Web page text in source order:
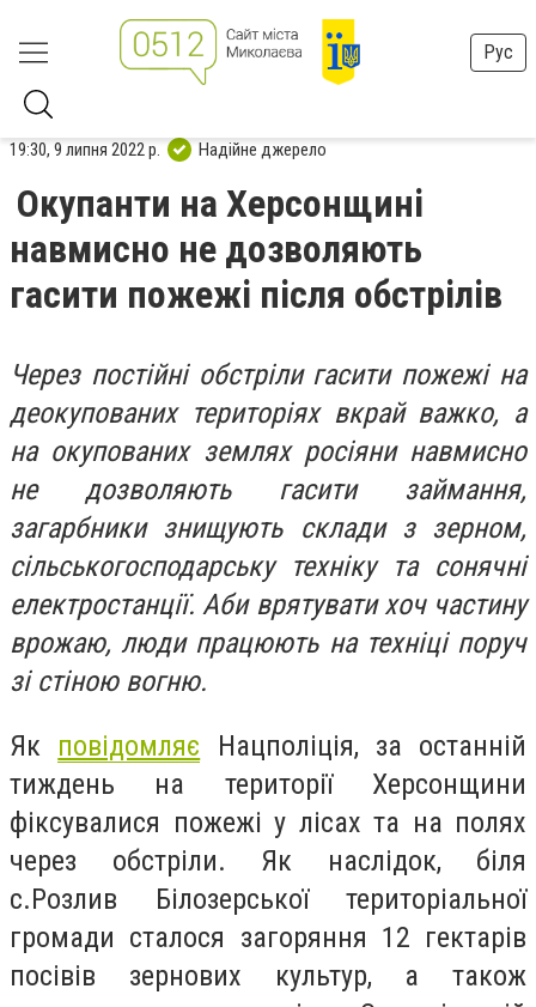
Рус
19:30, 9 липня 2022 р. Надійне джерело
Окупанти на Херсонщині
навмисно не дозволяють
гасити пожежі після обстрілів
Через постійні обстріли гасити пожежі на
деокупованих територіях вкрай важко, а
на окупованих землях росіяни навмисно
не дозволяють гасити займання,
загарбники знищують склади з зерном,
сільськогосподарську техніку та сонячні
електростанції. Аби врятувати хоч частину
врожаю, люди працюють на техніці поруч
зі стіною вогню.
Як повідомляє Нацполіція, за останній
тиждень на території Херсонщини
фіксувалися пожежі у лісах та на полях
через обстріли. Як наслідок, біля
с.Розлив Білозерської територіальної
громади сталося загоряння 12 гектарів
посівів зернових культур, а також